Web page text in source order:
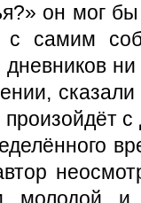
он мог
с самим
дневников
произойдёт